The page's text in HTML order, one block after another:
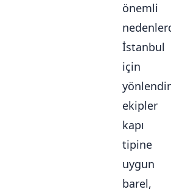
önemli
İstanbul
için
ekipler
kapı
tipine
uygun
barel,